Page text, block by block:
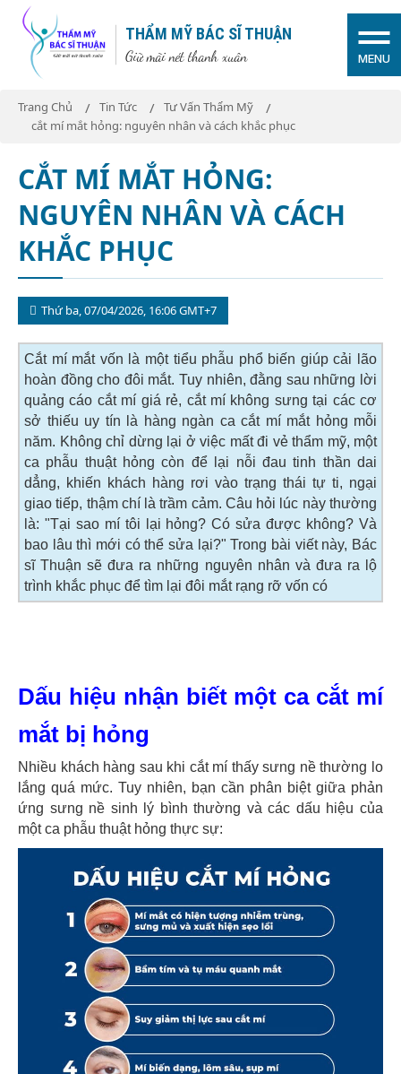
THẨM MỸ BÁC SĨ THUẬN
Giữ mãi nét thanh xuân MENU
Trang Chủ Tin Tức
Tư Vấn Thẩm Mỹ
cắt mí mắt hỏng: nguyên nhân và cách khắc phục
CẮT MÍ MẮT HỎNG:
NGUYÊN NHÂN VÀ CÁCH
KHẮC PHỤC
Thứ ba, 07/04/2026, 16:06 GMT+7
Cắt mí mắt vốn là một tiểu phẫu phổ biến giúp cải lão
hoàn đồng cho đôi mắt. Tuy nhiên, đằng sau những lời
quảng cáo cắt mí giá rẻ, cắt mí không sưng tại các cơ
sở thiếu uy tín là hàng ngàn ca cắt mí mắt hỏng mỗi
năm. Không chỉ dừng lại ở việc mất đi vẻ thẩm mỹ, một
ca phẫu thuật hỏng còn để lại nỗi đau tinh thần dai
dẳng, khiến khách hàng rơi vào trạng thái tự ti, ngại
giao tiếp, thậm chí là trầm cảm. Câu hỏi lúc này thường
là: "Tại sao mí tôi lại hỏng? Có sửa được không? Và
bao lâu thì mới có thể sửa lại?" Trong bài viết này, Bác
sĩ Thuận sẽ đưa ra những nguyên nhân và đưa ra lộ
trình khắc phục để tìm lại đôi mắt rạng rỡ vốn có
Dấu hiệu nhận biết một ca cắt mí
mắt bị hỏng
Nhiều khách hàng sau khi cắt mí thấy sưng nề thường lo
lắng quá mức. Tuy nhiên, bạn cần phân biệt giữa phản
ứng sưng nề sinh lý bình thường và các dấu hiệu của
một ca phẫu thuật hỏng thực sự: